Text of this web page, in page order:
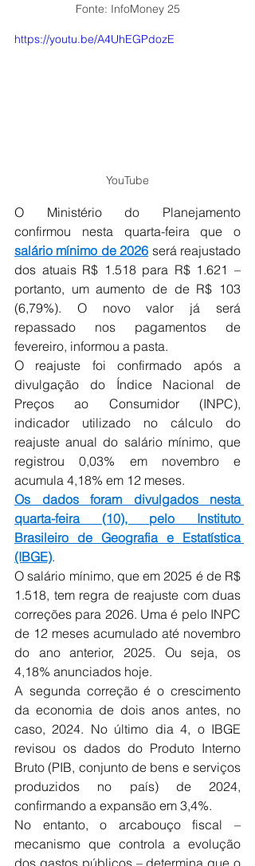
Fonte: InfoMoney 25
https://youtu.be/A4UhEGPdozE
YouTube
O Ministério do Planejamento
salário mínimo de 2026 será reajustado
dos atuais R$ 1.518 para R$ 1.621 –
portanto, um aumento de de R$ 103
(6,79%). O novo valor já será
repassado nos pagamentos de
fevereiro, informou a pasta.
O reajuste foi confirmado após a
divulgação do Índice Nacional de
Preços ao Consumidor (INPC),
indicador utilizado no cálculo do
reajuste anual do salário mínimo, que
registrou 0,03% em novembro e
acumula 4,18% em 12 meses.
Os dados foram divulgados nesta
quarta-feira (10), pelo Instituto
Brasileiro de Geografia e Estatística
(IBGE).
O salário mínimo, que em 2025 é de R$
1.518, tem regra de reajuste com duas
correções para 2026. Uma é pelo INPC
de 12 meses acumulado até novembro
do ano anterior, 2025. Ou seja, os
4,18% anunciados hoje.
A segunda correção é o crescimento
da economia de dois anos antes, no
caso, 2024. No último dia 4, o IBGE
revisou os dados do Produto Interno
Bruto (PIB, conjunto de bens e serviços
produzidos no país) de 2024,
confirmando a expansão em 3,4%.
No entanto, o arcabouço fiscal –
mecanismo que controla a evolução